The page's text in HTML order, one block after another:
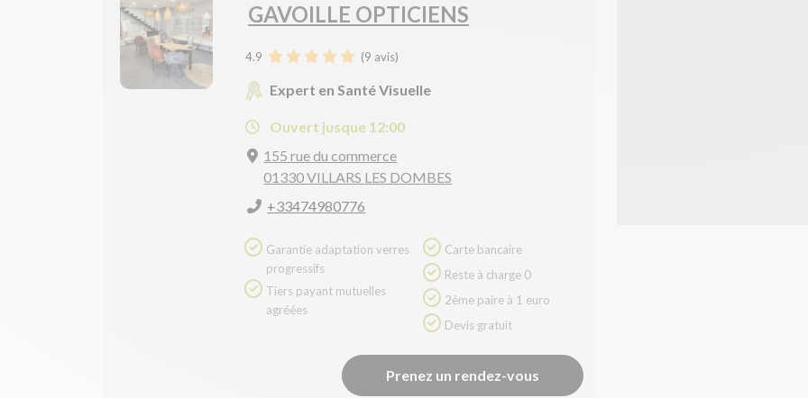
GAVOILLE OPTICIENS
4.9 (9 avis)
Expert en Santé Visuelle
Ouvert jusque 12:00
155 rue du commerce
01330 VILLARS LES DOMBES
+33474980776
progressifs
agréées
Carte bancaire
Reste à charge 0
2ème paire à 1 euro
Devis gratuit
Prenez un rendez-vous